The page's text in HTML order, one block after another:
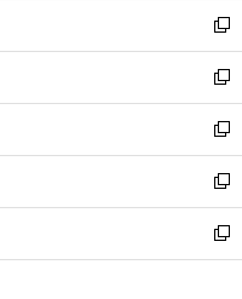
く
で
開
く
ド
ウ
で
開
く
ィ
ン
ド
ウ
で
開
く
い
ウ
ィ
ン
ド
ウ
で
開
く
新
し
い
ウ
ィ
ン
ド
ウ
で
開
新
し
い
ウ
ィ
ン
ド
ウ
新
し
い
ウ
ィ
ン
新
し
い
ウ
新
し